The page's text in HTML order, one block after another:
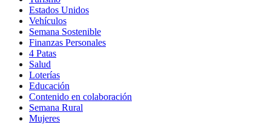
Estados Unidos
Vehículos
Semana Sostenible
Finanzas Personales
4 Patas
Salud
Loterías
Educación
Contenido en colaboración
Semana Rural
Mujeres